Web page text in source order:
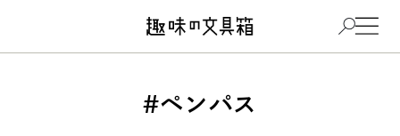
#ペンパス